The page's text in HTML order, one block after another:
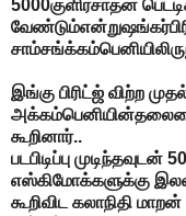
5000குளிர்சாதன
இங்கு பிரிட்ஜ் விற்ற
அக்கம்பெனியின்தலைமை
கூறினார்..
படபிடிப்பு
எஸ்கிமோக்களுக்கு
கூறிவிட கலாநிதி